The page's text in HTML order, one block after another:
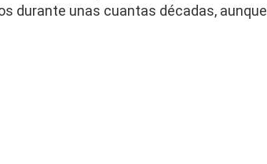
durante unas cuantas décadas, aunque